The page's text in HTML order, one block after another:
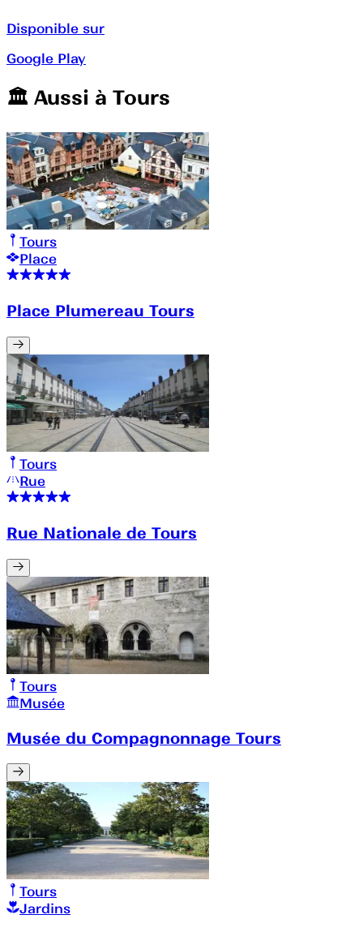
Disponible sur
Google Play
🏛️️ Aussi à Tours
Tours
Place
Place Plumereau Tours
Tours
Rue
Rue Nationale de Tours
Tours
Musée
Musée du Compagnonnage Tours
Tours
Jardins